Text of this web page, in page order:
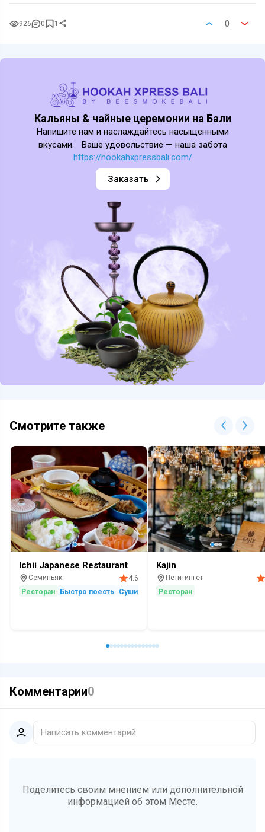
926 0 1 0
Кальяны & чайные церемонии на Бали
Напишите нам и наслаждайтесь насыщенными
вкусами. Ваше удовольствие — наша забота
https://hookahxpressbali.com/
Заказать
Смотрите также
Ichii Japanese Restaurant
Семиньяк
4.6
Ресторан
Быстро поесть Суши
Kajin
Петитингет
Ресторан
Комментарии0
Написать комментарий
Поделитесь своим мнением или дополнительной
информацией об этом Месте.